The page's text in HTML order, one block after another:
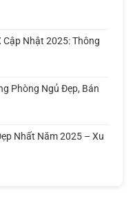
Cập Nhật 2025: Thông
Phòng Ngủ Đẹp, Bán
Nhất Năm 2025 – Xu